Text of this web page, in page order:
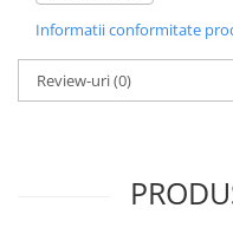
Cernica 1C, Pantelimon,
IF0286
Informatii conformitate
Review-uri(0)